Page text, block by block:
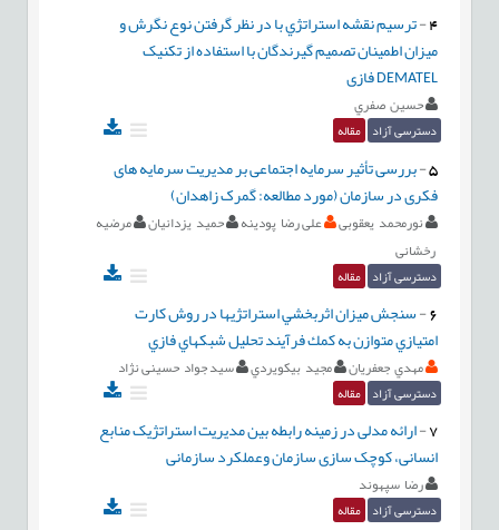
4
-ترسيم نقشه استراتژي با در نظر گرفتن نوع نگرش و
میزان اطمینان تصمیم گیرندگان با استفاده از تکنیک
DEMATEL فازی
حسين صفري
دسترسی آزاد مقاله
5
-بررسی تأثیر سرمایه اجتماعی بر مدیریت سرمایه های
فکری در سازمان (مورد مطالعه: گمرک زاهدان)
نورمحمد یعقوبی علی رضا پودینه حمید یزدانیان
مرضیه
رخشانی
دسترسی آزاد مقاله
6
-سنجش ميزان اثربخشي استراتژي‏ها در روش کارت
امتيازي متوازن به كمك فرآيند تحليل شبكه‏اي فازي
مهدي جعفريان مجيد بيک‏ويردي سید جواد حسینی نژاد
دسترسی آزاد مقاله
7
-ارائه مدلی در زمینه رابطه بین مدیریت استراتژیک منابع
انسانی، کوچک سازی سازمان وعملکرد سازمانی
رضا سپهوند
دسترسی آزاد مقاله